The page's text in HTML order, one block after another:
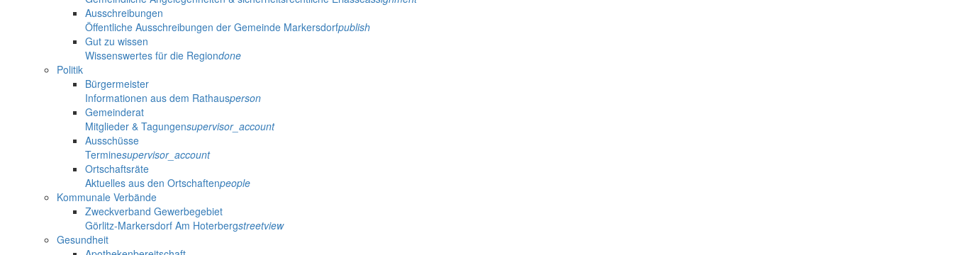
Ausschreibungen
Öffentliche Ausschreibungen der Gemeinde Markersdorfpublish
Gut zu wissen
Wissenswertes für die Regiondone
Politik
Bürgermeister
Informationen aus dem Rathausperson
Gemeinderat
Mitglieder & Tagungensupervisor_account
Ausschüsse
Terminesupervisor_account
Ortschaftsräte
Aktuelles aus den Ortschaftenpeople
Kommunale Verbände
Zweckverband Gewerbegebiet
Görlitz-Markersdorf Am Hoterbergstreetview
Gesundheit